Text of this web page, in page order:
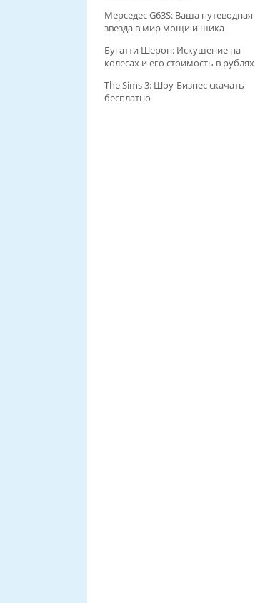
Мерседес G63S: Ваша путеводная
звезда в мир мощи и шика
Бугатти Шерон: Искушение на
колесах и его стоимость в рублях
The Sims 3: Шоу-Бизнес скачать
бесплатно